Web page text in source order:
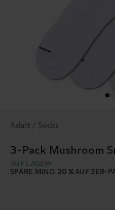
Adult / Socks
3-Pack Mushroom
AUF LAGER
SPARE MIND. 20 % AUF 3ER-